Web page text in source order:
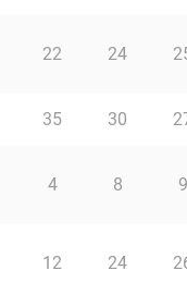
22 24
35 30
4 8 9
12 24